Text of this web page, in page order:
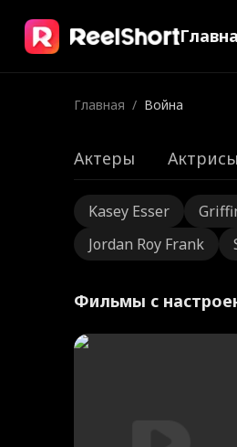
Главная / Война
Актеры Актрисы
Kasey Esser
Jordan Roy Frank
Фильмы с